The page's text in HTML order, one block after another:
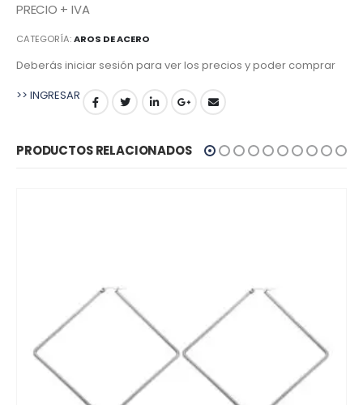
PRECIO + IVA
CATEGORÍA:AROS DE ACERO
Deberás iniciar sesión para ver los precios y poder comprar
>> INGRESAR
PRODUCTOS RELACIONADOS